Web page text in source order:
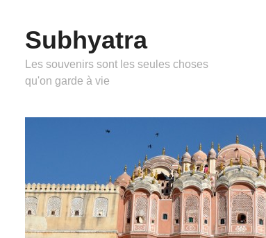
Subhyatra
Les souvenirs sont les seules choses
qu'on garde à vie